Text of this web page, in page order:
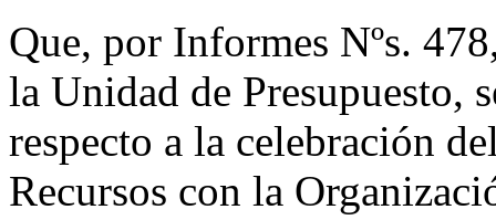
Que, por Informes Nºs.
la Unidad de Presupuesto,
respecto a la celebración
Recursos con la